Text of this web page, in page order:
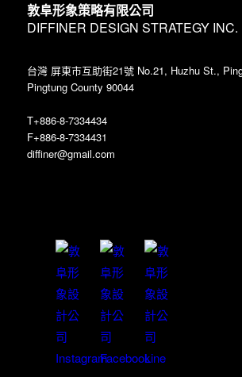
敦阜形象策略有限公司
DIFFINER DESIGN STRATEGY INC.
台灣 屏東市互助街21號 No.21, Huzhu St.,
Pingtung County 90044
T+886-8-7334434
F+886-8-7334431
diffiner@gmail.com